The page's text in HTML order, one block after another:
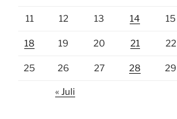
11 12 13 14 15
18 19 20 21 22
25 26 27 28 29
« Juli